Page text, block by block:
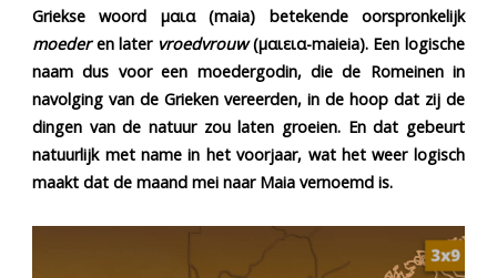
VOLGEN:
Griekse woord μαια (maia) betekende oorspronkelijk
moederen later vroedvrouw(μαιεια-maieia). Een logische
naam dus voor een moedergodin, die de Romeinen in
navolging van de Grieken vereerden, in de hoop dat zij de
dingen van de natuur zou laten groeien. En dat gebeurt
natuurlijk met name in het voorjaar, wat het weer logisch
maakt dat de maand mei naar Maia vernoemd is.